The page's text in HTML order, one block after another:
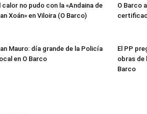
calor no pudo con la «Andaina de
Xoán» en Viloira (O Barco)
O Barco
Mauro: día grande de la Policía
en O Barco
El PP
obras de
Barco